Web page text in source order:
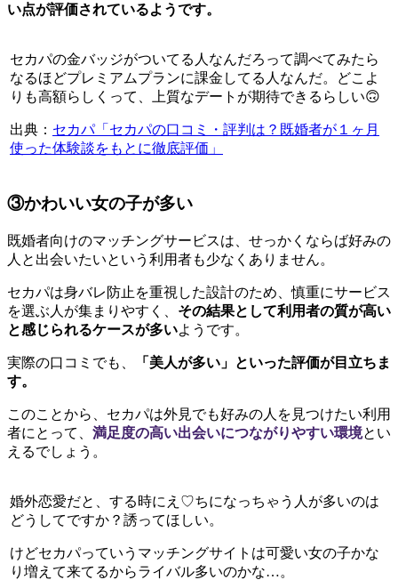
い点が評価されているようです。
セカパの金バッジがついてる人なんだろって調べてみたら
なるほどプレミアムプランに課金してる人なんだ。どこよ
りも高額らしくって、上質なデートが期待できるらしい🙃
出典： セカパ「セカパの口コミ・評判は？既婚者が１ヶ月
使った体験談をもとに徹底評価」
③かわいい女の子が多い
既婚者向けのマッチングサービスは、せっかくならば好みの
人と出会いたいという利用者も少なくありません。
セカパは身バレ防止を重視した設計のため、慎重にサービス
を選ぶ人が集まりやすく、 その結果として利用者の質が高い
と感じられるケースが多いようです。
実際の口コミでも、
「美人が多い」といった評価が目立ちま
す。
このことから、セカパは外見でも好みの人を見つけたい利用
者にとって、 満足度の高い出会いにつながりやすい環境とい
えるでしょう。
婚外恋愛だと、する時にえ♡ちになっちゃう人が多いのは
どうしてですか？誘ってほしい。
けどセカパっていうマッチングサイトは可愛い女の子かな
り増えて来てるからライバル多いのかな…。